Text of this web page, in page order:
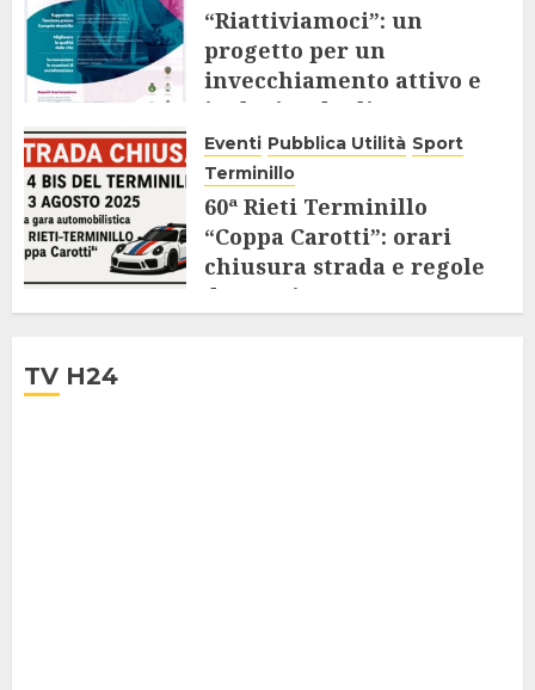
“Riattiviamoci”: un
progetto per un
invecchiamento attivo e
inclusivo degli Over 65
9 AGOSTO 2025
Eventi Pubblica Utilità Sport
Terminillo
60ª Rieti Terminillo
“Coppa Carotti”: orari
chiusura strada e regole
da seguire
TV H24